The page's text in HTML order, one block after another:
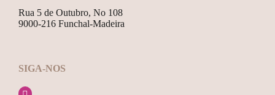
Rua 5 de Outubro, No 108
9000-216 Funchal-Madeira
SIGA-NOS